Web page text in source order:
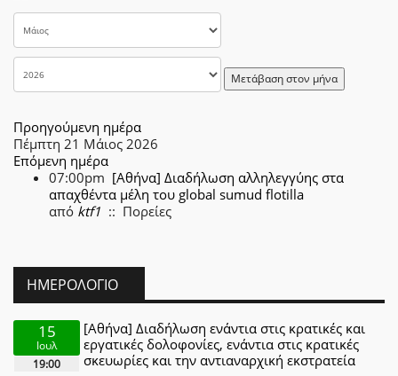
Μετάβαση στον μήνα
Προηγούμενη ημέρα
Πέμπτη 21 Μάιος 2026
Επόμενη ημέρα
07:00pm [Αθήνα] Διαδήλωση αλληλεγγύης στα
απαχθέντα μέλη του global sumud flotilla
από ktf1 :: Πορείες
ΗΜΕΡΟΛΌΓΙΟ
15
Ιουλ
19:00
[Αθήνα] Διαδήλωση ενάντια στις κρατικές και
εργατικές δολοφονίες, ενάντια στις κρατικές
σκευωρίες και την αντιαναρχική εκστρατεία